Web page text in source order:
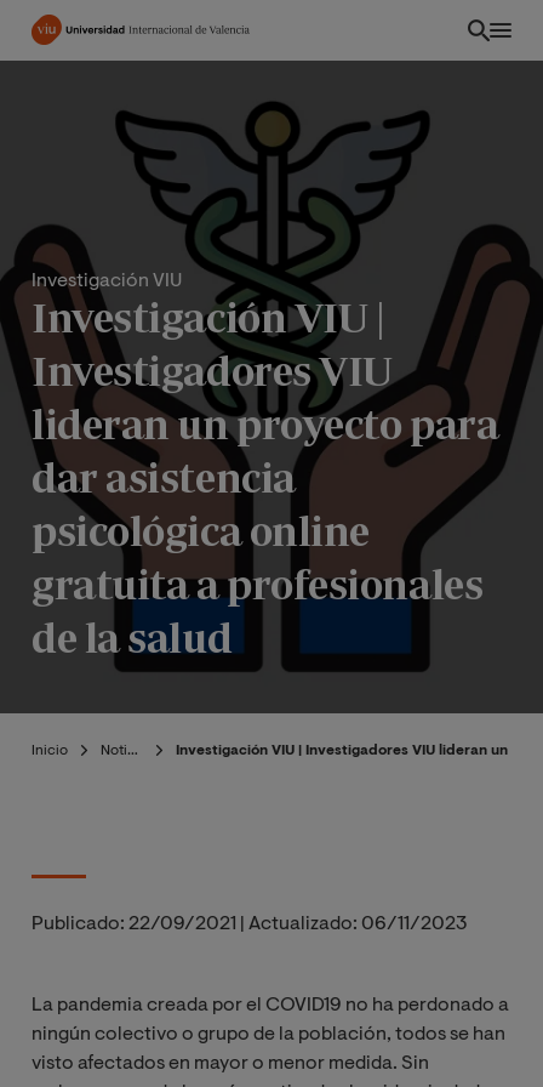
Pasar
CO
Investigación VIU
Investigación VIU |
Investigadores VIU
lideran un proyecto para
dar asistencia
psicológica online
gratuita a profesionales
de la salud
Inicio Noticias Investigación VIU | Investigadores VIU lideran un
Publicado: 22/09/2021 Actualizado: 06/11/2023
La pandemia creada por el COVID19 no ha perdonado a
ningún colectivo o grupo de la población, todos se han
visto afectados en mayor o menor medida. Sin